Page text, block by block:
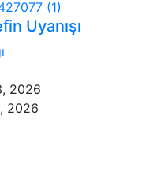
Uyanışı
2026
2026